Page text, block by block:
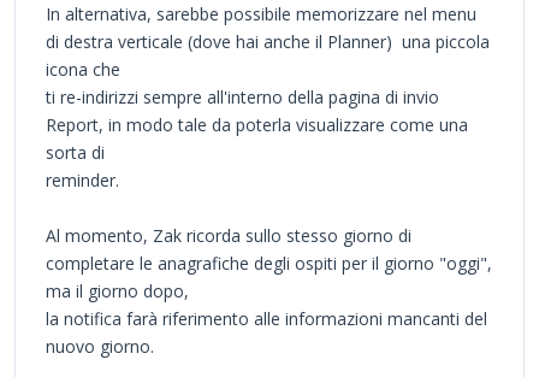
In alternativa, sarebbe possibile memorizzare nel menu
di destra verticale (dove hai anche il Planner) una piccola
icona che
ti re-indirizzi sempre all'interno della pagina di invio
Report, in modo tale da poterla visualizzare come una
sorta di
reminder.
Al momento, Zak ricorda sullo stesso giorno di
completare le anagrafiche degli ospiti per il giorno "oggi",
ma il giorno dopo,
la notifica farà riferimento alle informazioni mancanti del
nuovo giorno.